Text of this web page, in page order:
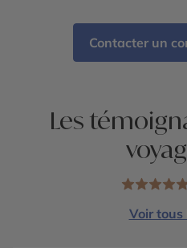
Contacter un
Les
Voir tous